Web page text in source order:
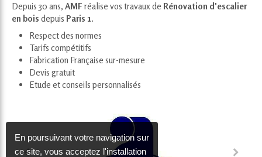
Depuis 30 ans, AMF réalise vos travaux de Rénovation d'escalier
en bois depuis Paris 1.
Respect des normes
Tarifs compétitifs
Fabrication Française sur-mesure
Devis gratuit
Etude et conseils personnalisés
En poursuivant votre navigation sur
ce site, vous acceptez l'installation